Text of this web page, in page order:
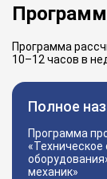
Программа
10–12 часов в
Полное
Программа
механик»